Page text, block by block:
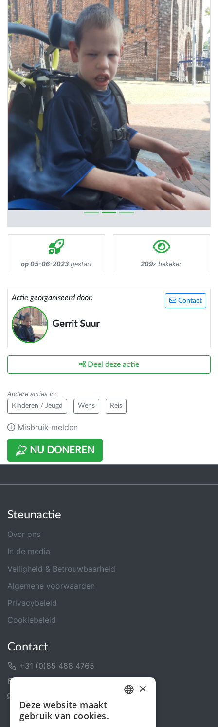
Previous Next
op 05-06-2023 gestart 209x bekeken
Contact
Actie georganiseerd door:
Gerrit Suur
NU DONEREN
Deel deze actie
Andere acties in:
Kinderen / Jeugd Wens Reis
Misbruik melden
Steunactie
Over ons
In de media
Veiligheid & Betrouwbaarheid
Algemene voorwaarden
Privacybeleid
Cookiebeleid
Contact
+31 (0)85 488 4765
×
Deze website maakt
gebruik van cookies.